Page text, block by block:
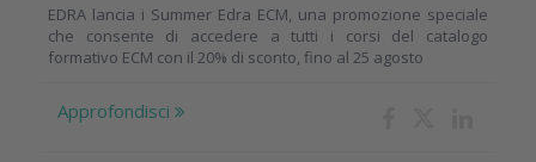
EDRA lancia i Summer Edra ECM, una promozione speciale
che consente di accedere a tutti i corsi del catalogo
formativo ECM con il 20% di sconto, fino al 25 agosto
Approfondisci